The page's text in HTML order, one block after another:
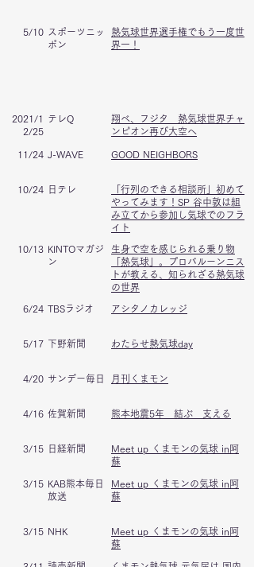
5/10 スポーツニッ
ポン
熱気球世界選手権でもう一度世
界一！
2021/1
2/25
​テレQ
翔べ、フジタ 熱気球世界チャ
ンピオン再び大空へ
11/24 J-WAVE GOOD NEIGHBORS
10/24 日テレ
「行列のできる相談所」初めて
やってみます！SP 谷中敦は組
み立てから参加し気球でのフラ
イト
10/13 KINTOマガジ
ン
生身で空を感じられる乗り物
「熱気球」。プロバルーンニス
トが教える、知られざる熱気球
の世界
6/24 TBSラジオ アシタノカレッジ
5/17 下野新聞 わたらせ熱気球day
4/20 サンデー毎日 月刊くまモン
4/16 佐賀新聞 熊本地震5年 結ぶ 支える
3/15 ​日経新聞
Meet up くまモンの気球 in阿
蘇
3/15 KAB熊本毎日
放送
Meet up くまモンの気球 in阿
蘇
3/15 NHK
Meet up くまモンの気球 in阿
蘇